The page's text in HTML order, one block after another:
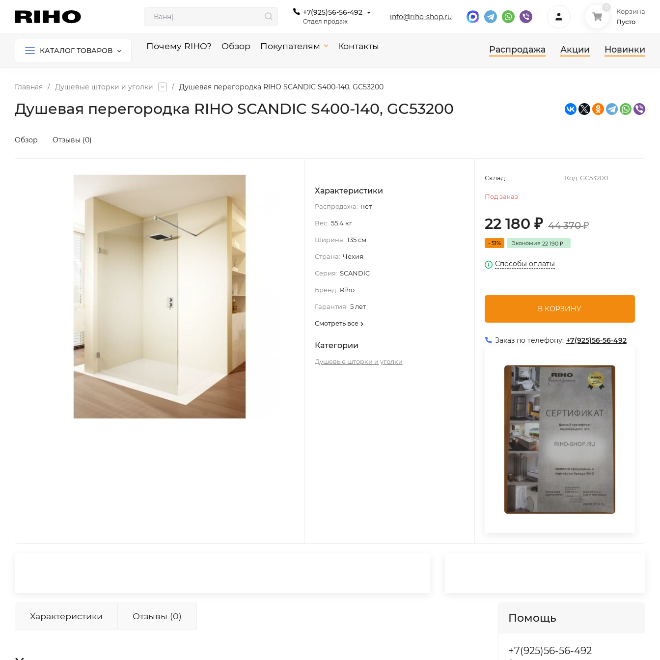
+7(925)56-56-492
Отдел продаж
info@riho-shop.ru
Корзина
Пусто
КАТАЛОГ ТОВАРОВ Почему RIHO? Обзор Покупателям Контакты Распродажа Акции Новинки
Главная / Душевые шторки и уголки / Душевая перегородка RIHO SCANDIC S400-140, GC53200
Душевая перегородка RIHO SCANDIC S400-140, GC53200
Обзор Отзывы (0)
Характеристики
Распродажа: нет
Вес: 55.4 кг
Ширина: 135 см
Страна: Чехия
Серия: SCANDIC
Бренд: Riho
Гарантия: 5 лет
Смотреть все
Категории
Душевые шторки и уголки
Код: GC53200
Склад:
Под заказ
22 180 ₽ 44 370₽
- 51% Экономия 22 190 ₽
Способы оплаты
В КОРЗИНУ
Заказ по телефону: +7(925)56-56-492
Характеристики Отзывы (0) Помощь
+7(925)56-56-492